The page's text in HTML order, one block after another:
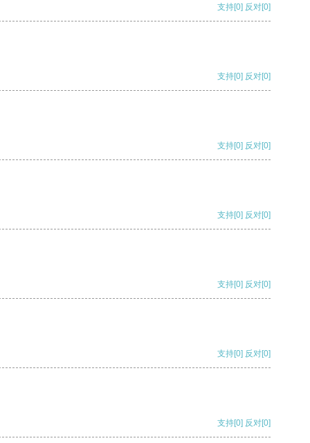
支持[0] 反对[0]
支持[0] 反对[0]
支持[0] 反对[0]
支持[0] 反对[0]
支持[0] 反对[0]
支持[0] 反对[0]
支持[0] 反对[0]